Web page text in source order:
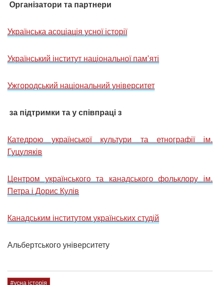
Організатори та партнери
Українська асоціація усної історії
Український інститут національної пам’яті
Ужгородський національний університет
за підтримки та у співпраці з
Катедрою української культури та етнографії ім.
Гуцуляків
Центром українського та канадського фольклору iм.
Петра i Дорис Кулів
Канадським інститутом українських студій
Альбертського університету
#усна історія